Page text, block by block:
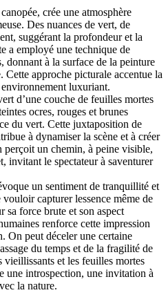
crée une atmosphère
Des nuances de vert, de
suggérant la profondeur et la
a employé une technique de
donnant à la surface de la peinture
approche picturale accentue la
luxuriant.
d’une couche de feuilles mortes
ocres, rouges et brunes
du vert. Cette juxtaposition de
à dynamiser la scène et à créer
perçoit un chemin, à peine visible,
invitant le spectateur à saventurer
un sentiment de tranquillité et
capturer lessence même de
sa force brute et son aspect
renforce cette impression
On peut déceler une certaine
du temps et de la fragilité de
vieillissants et les feuilles mortes
une introspection, une invitation à
la nature.